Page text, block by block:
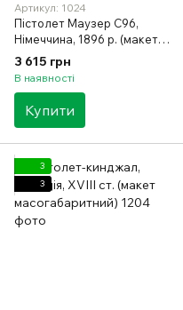
Артикул: 1024
Пістолет Маузер C96,
Німеччина, 1896 р. (макет
масогабаритний)
3 615 грн
В наявності
Купити
3
3